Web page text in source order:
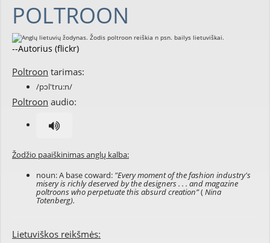
POLTROON
--Autorius (flickr)
Poltroon tarimas:
/pɔl'tru:n/
Poltroon audio:
Žodžio paaiškinimas anglų kalba:
noun: A base coward: "Every moment of the fashion industry's
misery is richly deserved by the designers . . . and magazine
poltroons who perpetuate this absurd creation”(Nina
Totenberg).
Lietuviškos reikšmės: